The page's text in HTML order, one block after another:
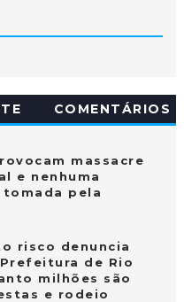
COMENTÁRIOS
massacre
e nenhuma
pela
risco denuncia
de Rio
milhões são
e rodeio